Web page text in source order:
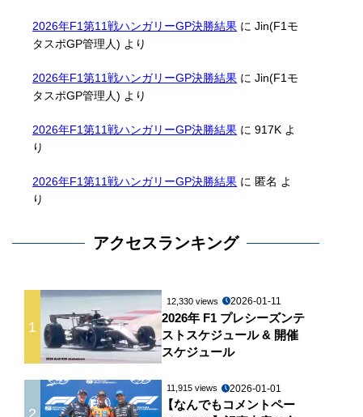
2026年F1第11戦ハンガリーGP決勝結果 にJin(F1モ
タスポGP管理人) より
2026年F1第11戦ハンガリーGP決勝結果 にJin(F1モ
タスポGP管理人) より
2026年F1第11戦ハンガリーGP決勝結果 に917K よ
り
2026年F1第11戦ハンガリーGP決勝結果 に 匿名 よ
り
アクセスランキング
1
12,330 views 2026-01-11
2026年 F1 プレシーズンテ
ストスケジュール & 開催
スケジュール
2
11,915 views 2026-01-01
【なんでもコメントペー